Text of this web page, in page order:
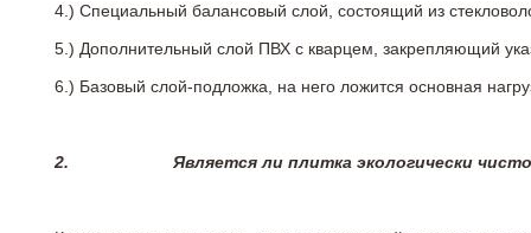
4.) Специальный балансовый слой, состоящий из
5.) Дополнительный слой ПВХ с кварцем, закрепляющий
6.) Базовый слой-подложка, на него ложится основная
2. Является ли плитка экологически